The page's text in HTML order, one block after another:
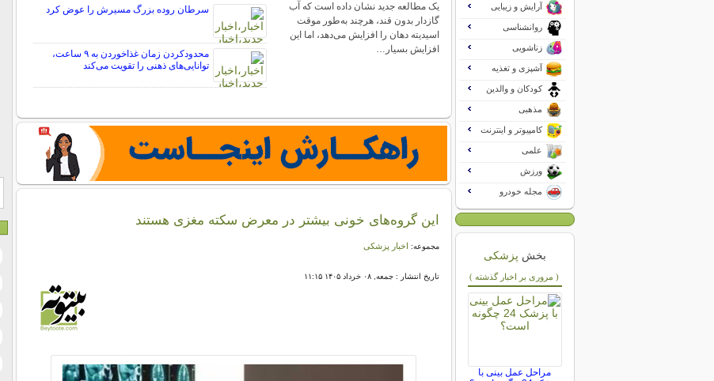
یک مطالعه جدید نشان داده است که آب
گازدار بدون قند، هرچند به‌طور موقت
اسیدیته دهان را افزایش می‌دهد، اما این
افزایش بسیار…
سرطان روده بزرگ مسیرش را عوض کرد
محدودکردن زمان غذاخوردن به ۹ ساعت،
توانایی‌های ذهنی را تقویت می‌کند
این گروه‌های خونی بیشتر در معرض سکته مغزی هستند
مجموعه: اخبار پزشکی
تاریخ انتشار : جمعه, ۰۸ خرداد ۱۴۰۵ ۱۱:۱۵
آرایش و زیبایی
روانشناسی
زناشویی
آشپزی و تغذیه
کودکان و والدین
مذهبی
کامپیوتر و اینترنت
علمی
ورزش
مجله خودرو
بخش پزشکی
( مروری بر اخبار گذشته )
مراحل عمل بینی با